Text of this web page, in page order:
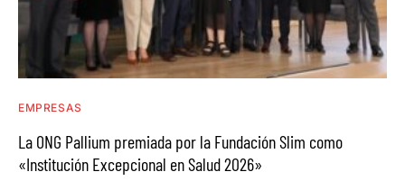
EMPRESAS
La ONG Pallium premiada por la Fundación Slim como
«Institución Excepcional en Salud 2026»